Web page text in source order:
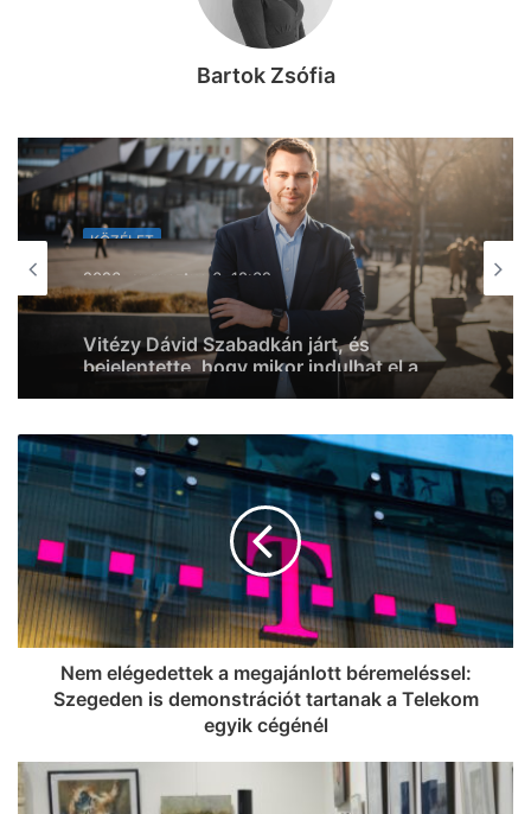
Bartok Zsófia
KÖZÉLET
2026, augusztus 6. 17:16
„Szeged a legkerékpárosabb magyar
város” – Botka László fotókat osztott
meg a kiskundorozsmai kerékpárút
megújult szakaszáról
Nem elégedettek a megajánlott béremeléssel:
Szegeden is demonstrációt tartanak a Telekom
egyik cégénél